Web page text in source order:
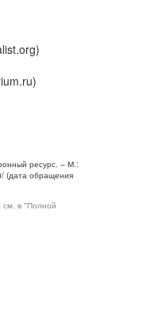
ресурс. – М.:
(дата обращения
см. в "Полной